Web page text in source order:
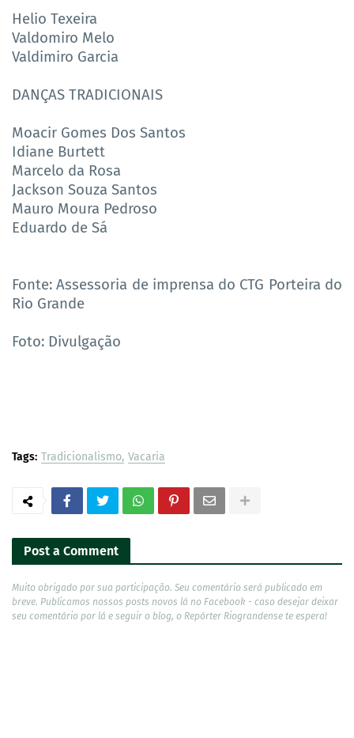
Helio Texeira
Valdomiro Melo
Valdimiro Garcia
DANÇAS TRADICIONAIS
Moacir Gomes Dos Santos
Idiane Burtett
Marcelo da Rosa
Jackson Souza Santos
Mauro Moura Pedroso
Eduardo de Sá
Fonte: Assessoria de imprensa do CTG Porteira do
Rio Grande
Foto: Divulgação
Tags: Tradicionalismo Vacaria
Post a Comment
Muito obrigado por sua participação. Seu comentário será publicado em
breve. Publicamos nossos posts novos lá no Facebook - caso desejar deixar
seu comentário por lá e seguir o blog, o Repórter Riograndense te espera!